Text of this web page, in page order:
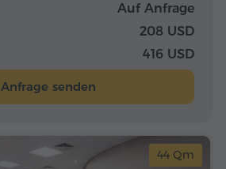
Auf Anfrage
208 USD
416 USD
Anfrage senden
44 Qm